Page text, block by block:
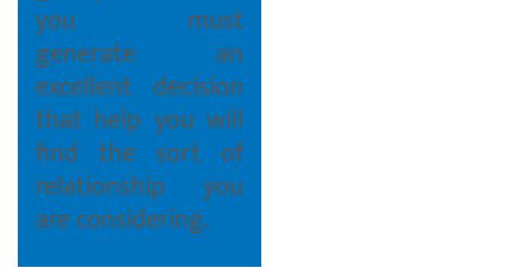
you must
generate an
excellent decision
that help you will
find the sort of
relationship you
are considering.